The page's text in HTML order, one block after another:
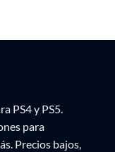
PS4 y PS5.
para
Precios bajos,